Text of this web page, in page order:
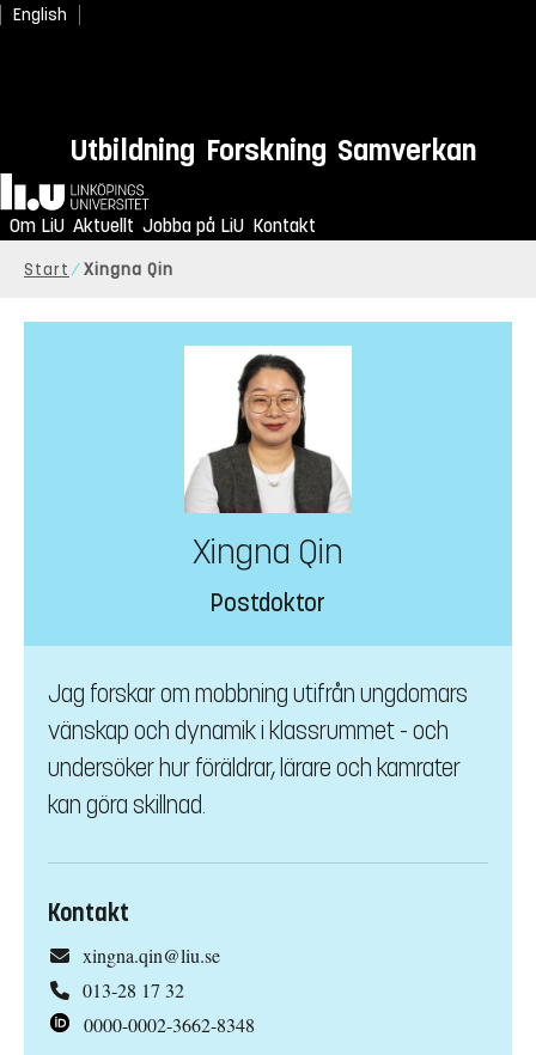
English
Utbildning Forskning Samverkan
Hem
Om LiU Aktuellt Jobba på LiU Kontakt
Start Xingna Qin
Xingna Qin
Postdoktor
Jag forskar om mobbning utifrån ungdomars
vänskap och dynamik i klassrummet - och
undersöker hur föräldrar, lärare och kamrater
kan göra skillnad.
Kontakt
xingna.qin@liu.se
013-28 17 32
0000-0002-3662-8348